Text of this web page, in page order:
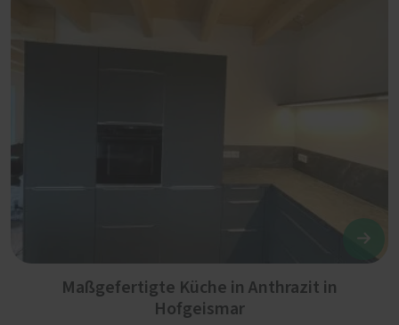
Maßgefertigte Küche in Anthrazit in
Hofgeismar